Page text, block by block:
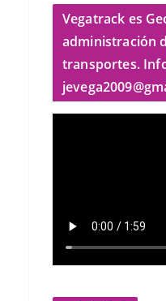
Vegatrack es
administración
transportes.